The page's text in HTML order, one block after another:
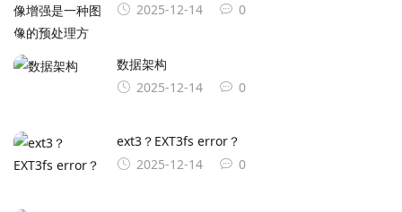
2025-12-14
0
数据架构
2025-12-14
0
ext3？EXT3fs error？
2025-12-14
0